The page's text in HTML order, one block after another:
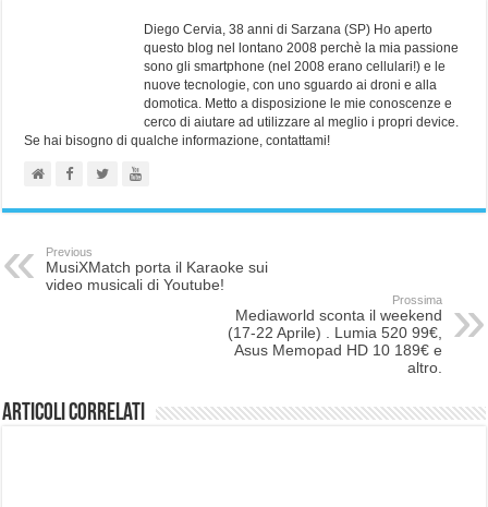
Diego Cervia, 38 anni di Sarzana (SP) Ho aperto
questo blog nel lontano 2008 perchè la mia passione
sono gli smartphone (nel 2008 erano cellulari!) e le
nuove tecnologie, con uno sguardo ai droni e alla
domotica. Metto a disposizione le mie conoscenze e
cerco di aiutare ad utilizzare al meglio i propri device.
Se hai bisogno di qualche informazione, contattami!
Previous
MusiXMatch porta il Karaoke sui
video musicali di Youtube!
Prossima
Mediaworld sconta il weekend
(17-22 Aprile) . Lumia 520 99€,
Asus Memopad HD 10 189€ e
altro.
Articoli correlati